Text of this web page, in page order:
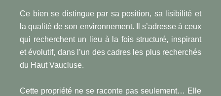
Ce bien se distingue par sa position, sa lisibilité et
la qualité de son environnement. Il s’adresse à ceux
qui recherchent un lieu à la fois structuré, inspirant
et évolutif, dans l’un des cadres les plus recherchés
du Haut Vaucluse.
Cette propriété ne se raconte pas seulement… Elle